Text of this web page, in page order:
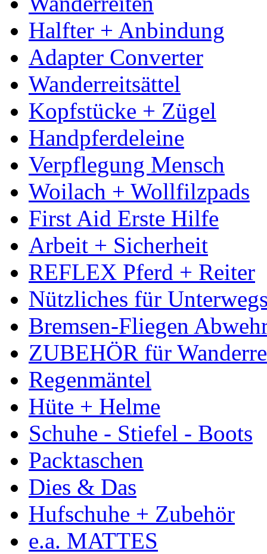
Halfter + Anbindung
Adapter Converter
Wanderreitsättel
Kopfstücke + Zügel
Handpferdeleine
Verpflegung Mensch
Woilach + Wollfilzpads
First Aid Erste Hilfe
Arbeit + Sicherheit
REFLEX Pferd + Reiter
Nützliches für
Bremsen-Fliegen
ZUBEHÖR für
Regenmäntel
Hüte + Helme
Schuhe - Stiefel - Boots
Packtaschen
Dies & Das
Hufschuhe + Zubehör
e.a. MATTES